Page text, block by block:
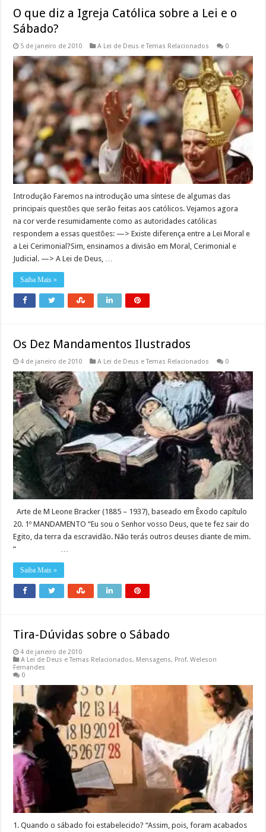
O que diz a Igreja Católica sobre a Lei e o
Sábado?
5 de janeiro de 2010 A Lei de Deus e Temas Relacionados 0
Introdução Faremos na introdução uma síntese de algumas das
principais questões que serão feitas aos católicos. Vejamos agora
na cor verde resumidamente como as autoridades católicas
respondem a essas questões: —> Existe diferença entre a Lei Moral e
a Lei Cerimonial?Sim, ensinamos a divisão em Moral, Cerimonial e
Judicial. —> A Lei de Deus, …
Saiba Mais »
Os Dez Mandamentos Ilustrados
4 de janeiro de 2010 A Lei de Deus e Temas Relacionados 0
Arte de M Leone Bracker (1885 – 1937), baseado em Êxodo capítulo
20. 1º MANDAMENTO “Eu sou o Senhor vosso Deus, que te fez sair do
Egito, da terra da escravidão. Não terás outros deuses diante de mim.
“ …
Saiba Mais »
Tira-Dúvidas sobre o Sábado
4 de janeiro de 2010
A Lei de Deus e Temas Relacionados, Mensagens, Prof. Weleson
Fernandes
0
1. Quando o sábado foi estabelecido? “Assim, pois, foram acabados